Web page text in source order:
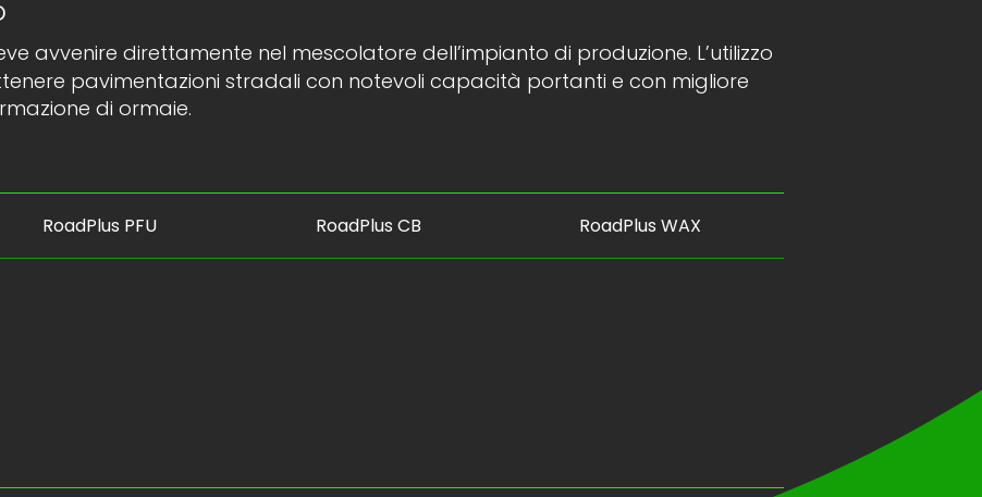
avvenire direttamente nel mescolatore dell’impianto di produzione. L’utilizzo
pavimentazioni stradali con notevoli capacità portanti e con migliore
di ormaie.
RoadPlus PFU RoadPlus CB RoadPlus WAX